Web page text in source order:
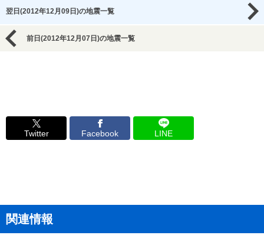
翌日(2012年12月09日)の地震一覧
前日(2012年12月07日)の地震一覧
Twitter Facebook LINE
関連情報